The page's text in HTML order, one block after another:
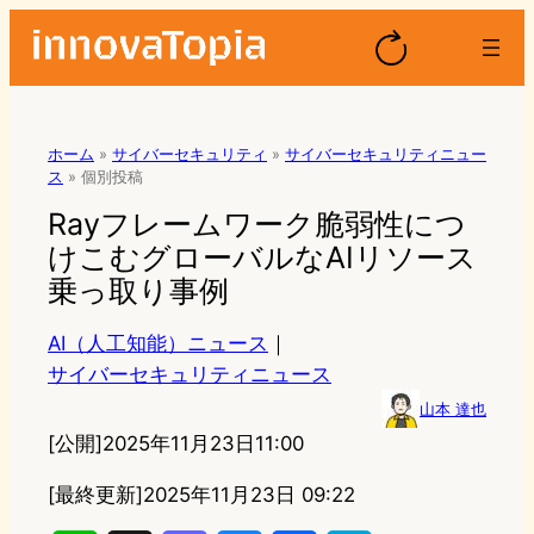
ホーム » サイバーセキュリティ » サイバーセキュリティニュー
ス » 個別投稿
Rayフレームワーク脆弱性につ
けこむグローバルなAIリソース
乗っ取り事例
AI（人工知能）ニュース ｜
サイバーセキュリティニュース
山本 達也
[公開]2025年11月23日11:00
[最終更新]2025年11月23日 09:22